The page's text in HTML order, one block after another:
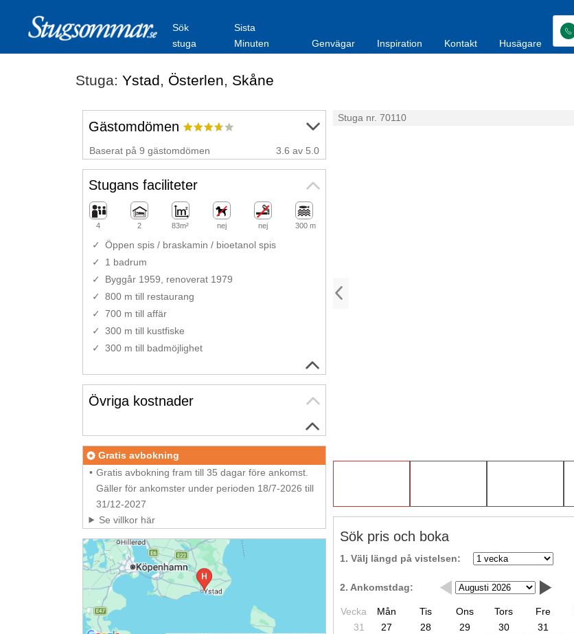
Sök
stuga
Sista
Minuten
Genvägar Inspiration Kontakt Husägare
Stuga: Ystad, Österlen, Skåne
Stuga nr. 70110
Sök pris och boka
1. Välj längd på vistelsen:
2. Ankomstdag:
Vecka Mån Tis Ons Tors Fre
31
27 28 29 30 31
Gästomdömen
Baserat på 9 gästomdömen 3.6 av 5.0
Stugans faciliteter
4 2 83m² nej nej 300 m
Öppen spis / braskamin / bioetanol spis
1 badrum
Byggår 1959, renoverat 1979
800 m till restaurang
700 m till affär
300 m till kustfiske
300 m till badmöjlighet
Övriga kostnader
Gratis avbokning
Gratis avbokning fram till 35 dagar före ankomst.
Gäller för ankomster under perioden 18/7-2026 till
31/12-2027
Se villkor här